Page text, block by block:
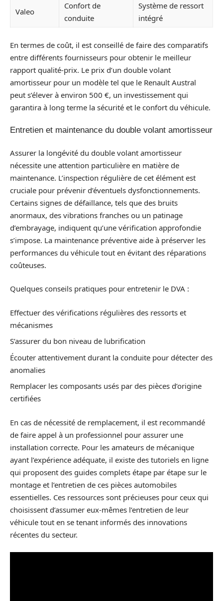
Valeo
Confort de
conduite
Système de ressort
intégré
En termes de coût, il est conseillé de faire des comparatifs
entre différents fournisseurs pour obtenir le meilleur
rapport qualité-prix. Le prix d’un double volant
amortisseur pour un modèle tel que le Renault Austral
peut s’élever à environ 500 €, un investissement qui
garantira à long terme la sécurité et le confort du véhicule.
Entretien et maintenance du double volant amortisseur
Assurer la longévité du double volant amortisseur
nécessite une attention particulière en matière de
maintenance. L’inspection régulière de cet élément est
cruciale pour prévenir d’éventuels dysfonctionnements.
Certains signes de défaillance, tels que des bruits
anormaux, des vibrations franches ou un patinage
d’embrayage, indiquent qu’une vérification approfondie
s’impose. La maintenance préventive aide à préserver les
performances du véhicule tout en évitant des réparations
coûteuses.
Quelques conseils pratiques pour entretenir le DVA :
Effectuer des vérifications régulières des ressorts et
mécanismes
S’assurer du bon niveau de lubrification
Écouter attentivement durant la conduite pour détecter des
anomalies
Remplacer les composants usés par des pièces d’origine
certifiées
En cas de nécessité de remplacement, il est recommandé
de faire appel à un professionnel pour assurer une
installation correcte. Pour les amateurs de mécanique
ayant l’expérience adéquate, il existe des tutoriels en ligne
qui proposent des guides complets étape par étape sur le
montage et l’entretien de ces pièces automobiles
essentielles. Ces ressources sont précieuses pour ceux qui
choisissent d’assumer eux-mêmes l’entretien de leur
véhicule tout en se tenant informés des innovations
récentes du secteur.